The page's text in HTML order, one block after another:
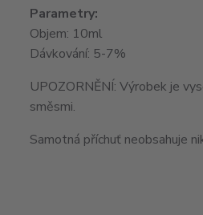
Parametry:
Objem: 10ml
Dávkování: 5-7%
UPOZORNĚNÍ: Výrobek je
směsmi.
Samotná příchuť neobsahuje